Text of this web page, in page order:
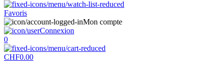
Favoris
Mon compte
Connexion
0
CHF0.00